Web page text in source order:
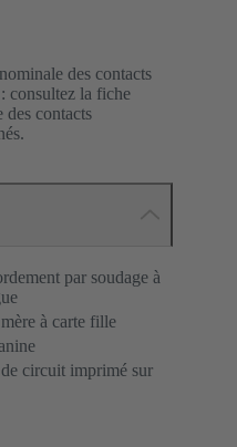
des contacts
consultez la fiche
des contacts
par soudage à
à carte fille
circuit imprimé sur